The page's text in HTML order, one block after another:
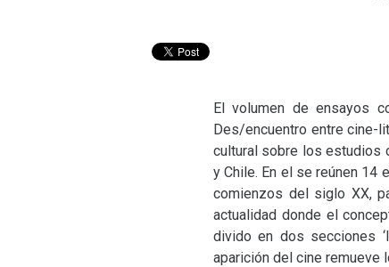
El volumen de ensayos
Des/encuentro entre cine-
cultural sobre los estudios
y Chile. En el se reúnen 14
comienzos del siglo XX,
actualidad donde el
divido en dos secciones
aparición del cine remueve